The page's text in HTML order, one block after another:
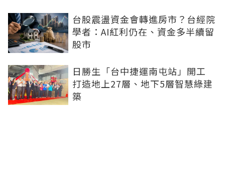
台股震盪資金會轉進房市？台經院
學者：AI紅利仍在、資金多半續留
股市
日勝生「台中捷運南屯站」開工
打造地上27層、地下5層智慧綠建
築